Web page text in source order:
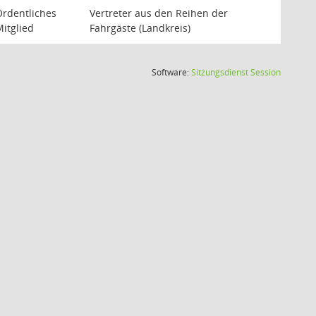
Vertreter aus den Reihen der
Fahrgäste (Landkreis)
Software:SitzungsdienstSession(Wird in